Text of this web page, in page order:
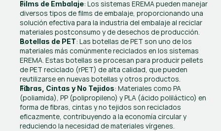
Films de Embalaje: Los sistemas EREMA pueden manejar
diversos tipos de films de embalaje, proporcionando una
solución efectiva para la industria del embalaje al reciclar
materiales postconsumo y de desechos de producción.
Botellas de PET: Las botellas de PET son uno de los
materiales más comúnmente reciclados en los sistemas
EREMA. Estas botellas se procesan para producir pellets
de PET reciclado (rPET) de alta calidad, que pueden
reutilizarse en nuevas botellas y otros productos.
Fibras, Cintas y No Tejidos: Materiales como PA
(poliamida), PP (polipropileno) y PLA (ácido poliláctico) en
forma de fibras, cintas y no tejidos son reciclados
eficazmente, contribuyendo a la economía circular y
reduciendo la necesidad de materiales vírgenes.